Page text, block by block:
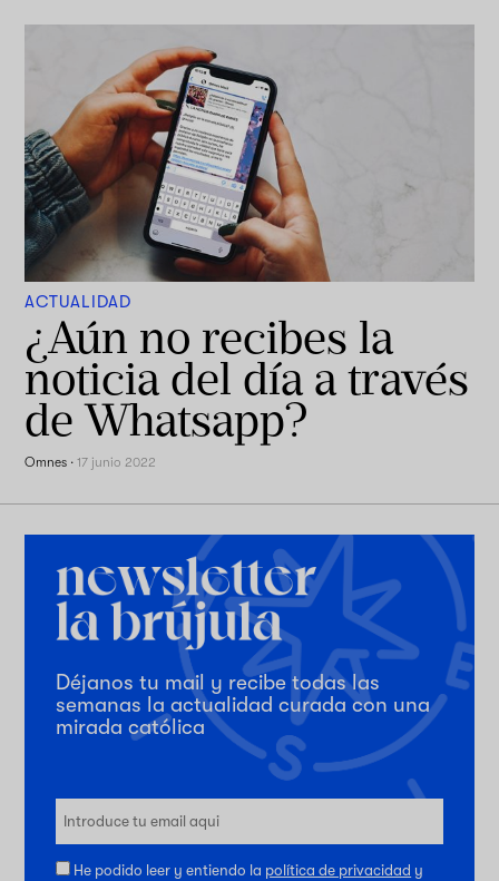
ACTUALIDAD
¿Aún no recibes la
noticia del día a través
de Whatsapp?
Omnes ·17 junio 2022
Déjanos tu mail y recibe todas las
semanas la actualidad curada con una
mirada católica
He podido leer y entiendo la política de privacidad y